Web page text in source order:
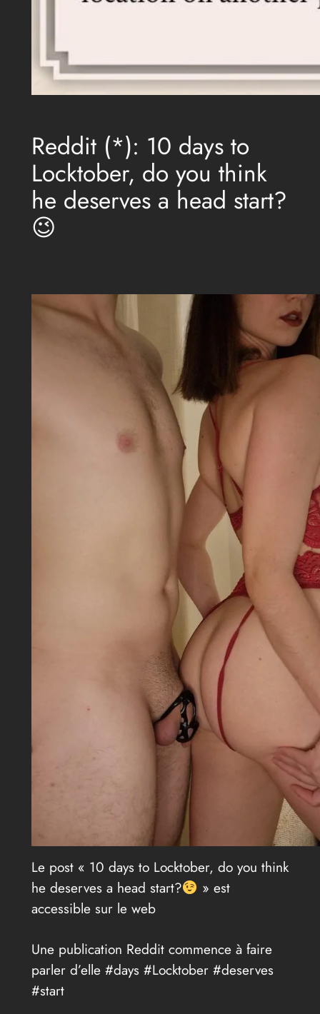
Reddit (*): 10 days to
Locktober, do you think
he deserves a head start?
😉
Le post « 10 days to Locktober, do you think
he deserves a head start?
» est
accessible sur le web
Une publication Reddit commence à faire
parler d’elle #days #Locktober #deserves
#start